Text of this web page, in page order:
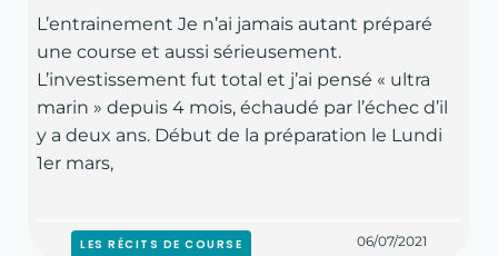
L’entrainement Je n’ai jamais autant préparé
une course et aussi sérieusement.
L’investissement fut total et j’ai pensé « ultra
marin » depuis 4 mois, échaudé par l’échec d’il
y a deux ans. Début de la préparation le Lundi
1er mars,
LES RÉCITS DE COURSE 06/07/2021